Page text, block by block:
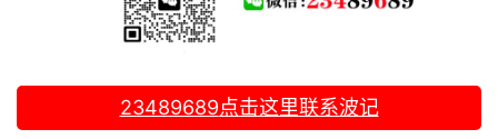
23489689点击这里联系波记